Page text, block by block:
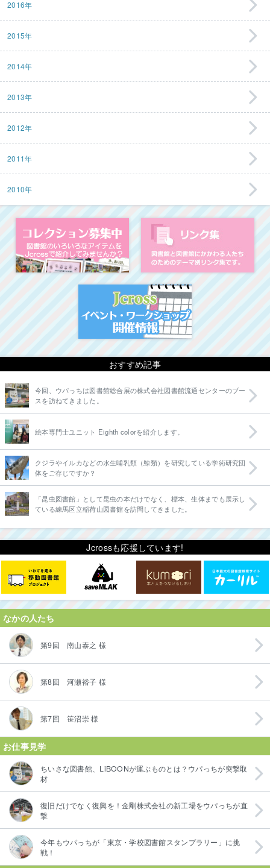
2016年
2015年
2014年
2013年
2012年
2011年
2010年
コレクション募集中
イベント・ワーク
おすすめ記事
今回、ウパっちは図書館総合展の株式会社図書館流通センターのブー
スを訪ねてきました。
絵本専門士ユニット Eighth colorを紹介します。
クジラやイルカなどの水生哺乳類（鯨類）を研究している学術研究団
体をご存じですか？
「昆虫図書館」として昆虫の本だけでなく、標本、生体までも展示し
ている練馬区立稲荷山図書館を訪問してきました。
Jcrossも応援しています!
なかの人たち
第9回 南山泰之 様
第8回 河瀬裕子 様
第7回 笹沼崇 様
お仕事見学
ちいさな図書館、LiBOONが運ぶものとは？ウパっちが突撃取
材
復旧だけでなく復興を！金剛株式会社の新工場をウパっちが直
撃
今年もウパっちが「東京・学校図書館スタンプラリー」に挑
戦！